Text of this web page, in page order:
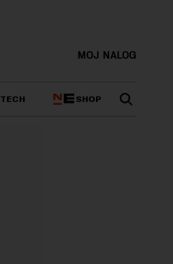
MOJ NALOG
TECH SHOP